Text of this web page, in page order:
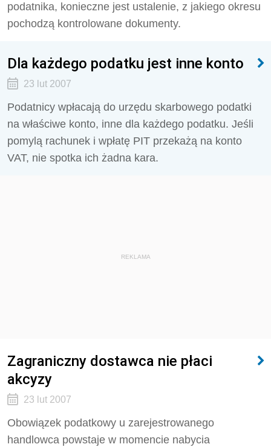
podatnika, konieczne jest ustalenie, z jakiego okresu
pochodzą kontrolowane dokumenty.
Dla każdego podatku jest inne konto
23 lut 2007
Podatnicy wpłacają do urzędu skarbowego podatki
na właściwe konto, inne dla każdego podatku. Jeśli
pomylą rachunek i wpłatę PIT przekażą na konto
VAT, nie spotka ich żadna kara.
REKLAMA
Zagraniczny dostawca nie płaci
akcyzy
23 lut 2007
Obowiązek podatkowy u zarejestrowanego
handlowca powstaje w momencie nabycia